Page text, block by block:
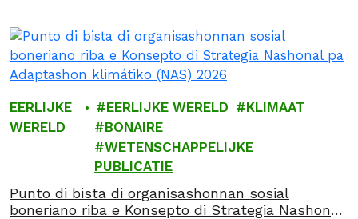
convenant door geen enkele maatschappelijke
partij is ondertekend, ontbreekt het aan draagvlak
in de samenleving.
EERLIJKE
WERELD
EERLIJKE WERELD
KLIMAAT
BONAIRE
WETENSCHAPPELIJKE
PUBLICATIE
Punto di bista di organisashonnan sosial
boneriano riba e Konsepto di Strategia Nashonal